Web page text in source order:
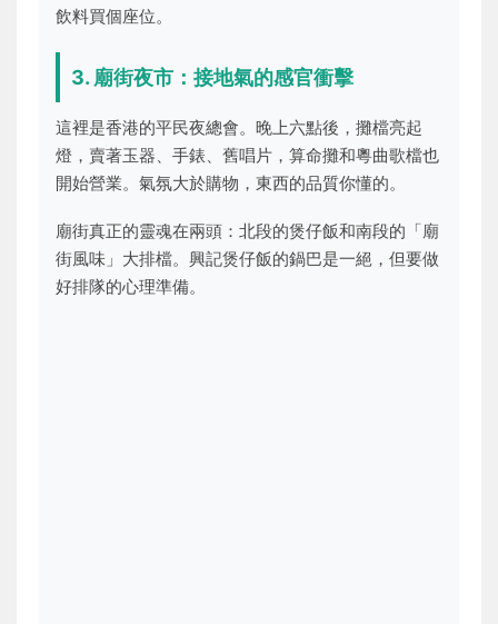
飲料買個座位。
3. 廟街夜市：接地氣的感官衝擊
這裡是香港的平民夜總會。晚上六點後，攤檔亮起
燈，賣著玉器、手錶、舊唱片，算命攤和粵曲歌檔也
開始營業。氣氛大於購物，東西的品質你懂的。
廟街真正的靈魂在兩頭：北段的煲仔飯和南段的「廟
街風味」大排檔。興記煲仔飯的鍋巴是一絕，但要做
好排隊的心理準備。